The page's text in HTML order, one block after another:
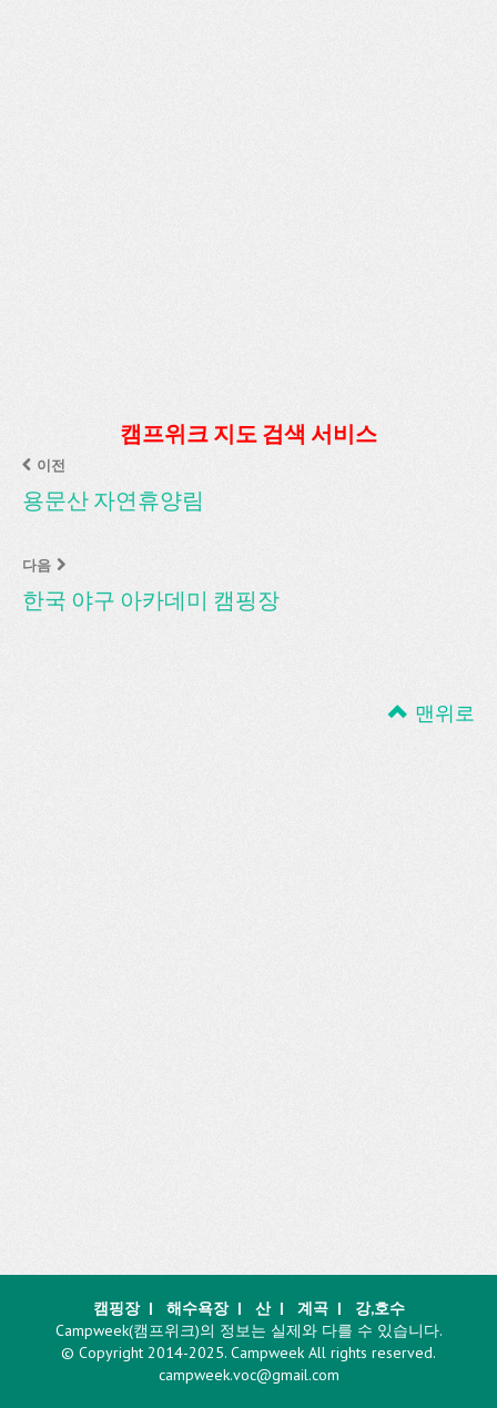
캠프위크 지도 검색 서비스
이전
용문산 자연휴양림
다음
한국 야구 아카데미 캠핑장
맨위로
캠핑장| 해수욕장| 산| 계곡|
강,호수
Campweek(캠프위크)의 정보는 실제와 다를 수 있습니다.
© Copyright 2014-2025. Campweek All rights reserved.
campweek.voc@gmail.com